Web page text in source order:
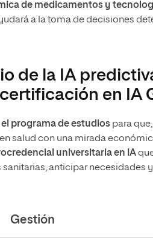
de medicamentos y
a la toma de decisiones
de la IA
en IA
el programa de estudios para
salud con una mirada
universitaria en IA
anticipar necesidades
Gestión